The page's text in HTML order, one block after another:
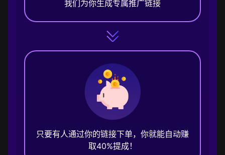
我们为你生成专属推广链接
只要有人通过你的链接下单，你就能自动赚
取40%提成！